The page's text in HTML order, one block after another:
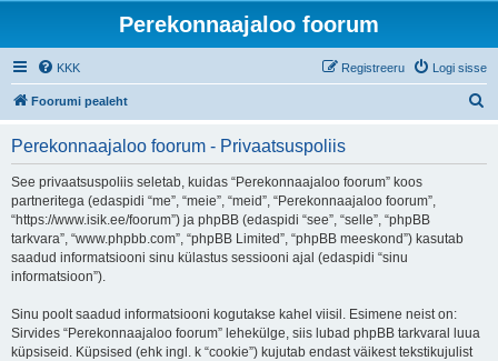
Perekonnaajaloo foorum
KKK Logi sisse
Registreeru
Foorumi pealeht
Perekonnaajaloo foorum - Privaatsuspoliis
See privaatsuspoliis seletab, kuidas “Perekonnaajaloo foorum” koos
partneritega (edaspidi “me”, “meie”, “meid”, “Perekonnaajaloo foorum”,
“https://www.isik.ee/foorum”) ja phpBB (edaspidi “see”, “selle”, “phpBB
tarkvara”, “www.phpbb.com”, “phpBB Limited”, “phpBB meeskond”) kasutab
saadud informatsiooni sinu külastus sessiooni ajal (edaspidi “sinu
informatsioon”).
Sinu poolt saadud informatsiooni kogutakse kahel viisil. Esimene neist on:
Sirvides “Perekonnaajaloo foorum” lehekülge, siis lubad phpBB tarkvaral luua
küpsiseid. Küpsised (ehk ingl. k “cookie”) kujutab endast väikest tekstikujulist